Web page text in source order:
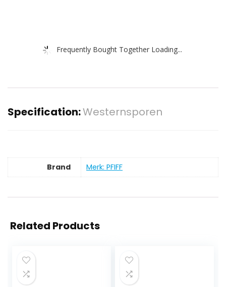
Frequently Bought Together Loading...
Specification:Westernsporen
Brand Merk: PFIFF
Related Products